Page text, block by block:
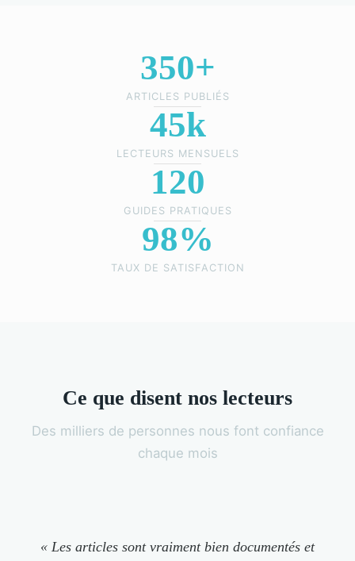
350+
ARTICLES PUBLIÉS
45k
LECTEURS MENSUELS
120
GUIDES PRATIQUES
98%
TAUX DE SATISFACTION
Ce que disent nos lecteurs
Des milliers de personnes nous font confiance
chaque mois
« Les articles sont vraiment bien documentés et